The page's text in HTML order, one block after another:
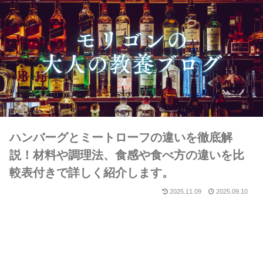
ハンバーグとミートローフの違いを徹底解
説！材料や調理法、食感や食べ方の違いを比
較表付きで詳しく紹介します。
2025.11.09 2025.09.10